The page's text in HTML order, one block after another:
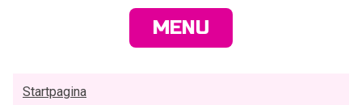
MENU
Startpagina